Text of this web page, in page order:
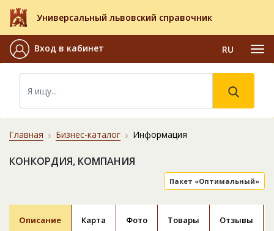
Универсальный львовский справочник
Вход в кабинет RU
Главная Бизнес-каталог Информация
КОНКОРДИЯ, КОМПАНИЯ
Пакет «Оптимальный»
Описание Карта Фото Товары Отзывы